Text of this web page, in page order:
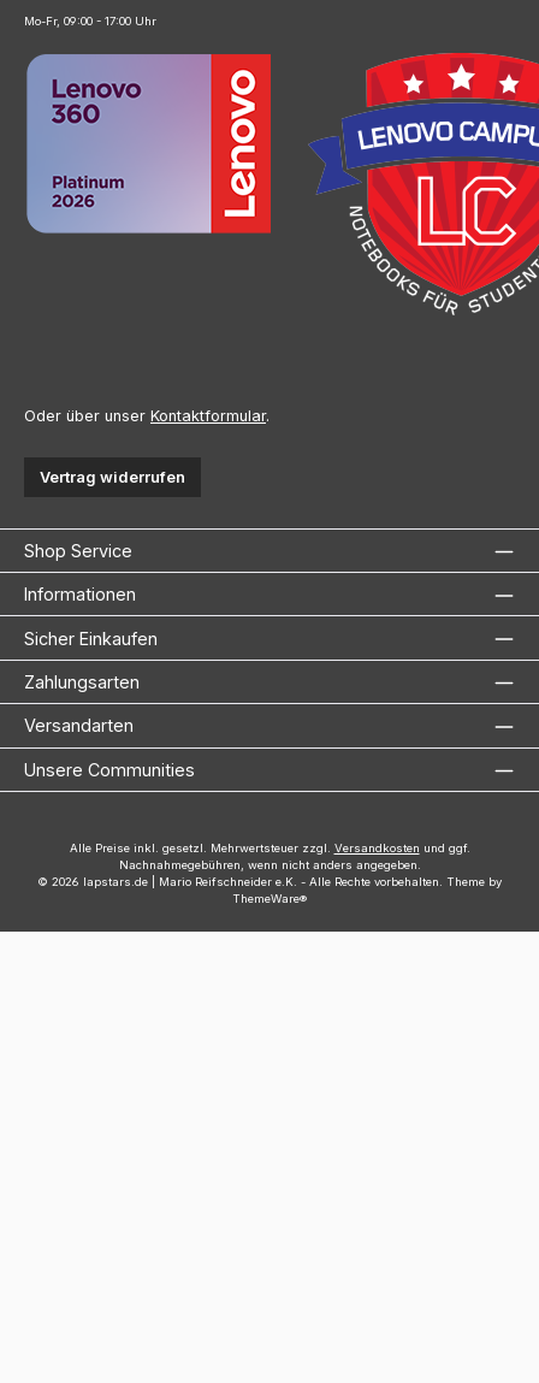
Mo-Fr, 09:00 - 17:00 Uhr
Oder über unser Kontaktformular.
Vertrag widerrufen
Shop Service
Informationen
Sicher Einkaufen
Zahlungsarten
Versandarten
Unsere Communities
Alle Preise inkl. gesetzl. Mehrwertsteuer zzgl. Versandkosten und ggf.
Nachnahmegebühren, wenn nicht anders angegeben.
© 2026 lapstars.de | Mario Reifschneider e.K. - Alle Rechte vorbehalten. Theme by
ThemeWare®